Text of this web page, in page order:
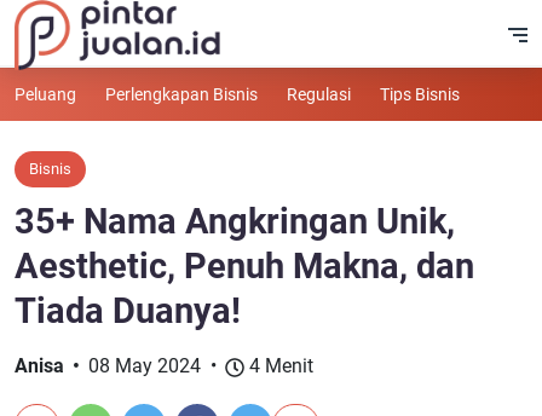
Peluang Perlengkapan Bisnis Regulasi Tips Bisnis
Bisnis
35+ Nama Angkringan Unik,
Aesthetic, Penuh Makna, dan
Tiada Duanya!
Anisa 08 May 2024 4 Menit